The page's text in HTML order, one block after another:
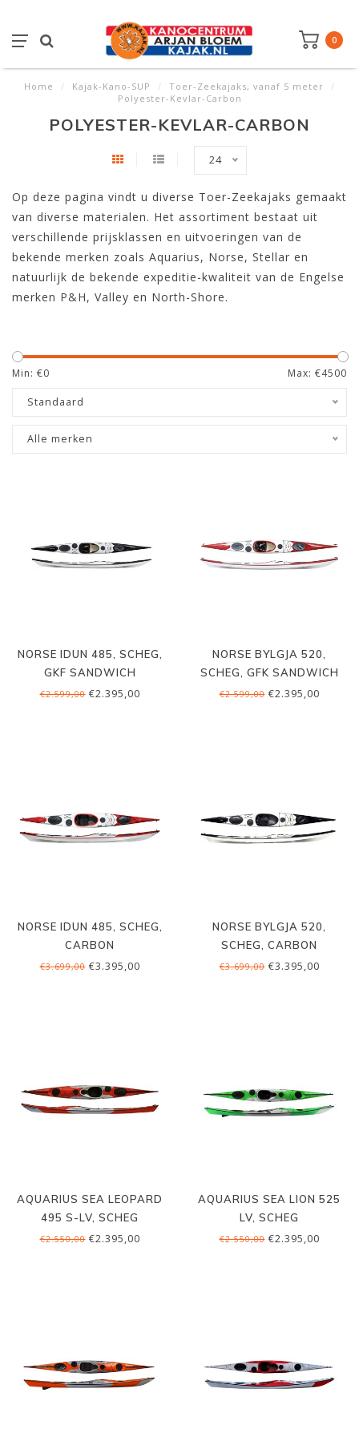
0
Home / Kajak-Kano-SUP / Toer-Zeekajaks, vanaf 5 meter
/
Polyester-Kevlar-Carbon
POLYESTER-KEVLAR-CARBON
24
Op deze pagina vindt u diverse Toer-Zeekajaks gemaakt
van diverse materialen. Het assortiment bestaat uit
verschillende prijsklassen en uitvoeringen van de
bekende merken zoals Aquarius, Norse, Stellar en
natuurlijk de bekende expeditie-kwaliteit van de Engelse
merken P&H, Valley en North-Shore.
Min: €0 Max: €4500
Standaard
Alle merken
NORSE IDUN 485, SCHEG,
GKF SANDWICH
€2.599,00€2.395,00
NORSE BYLGJA 520,
SCHEG, GFK SANDWICH
€2.599,00€2.395,00
NORSE IDUN 485, SCHEG,
CARBON
€3.699,00€3.395,00
NORSE BYLGJA 520,
SCHEG, CARBON
€3.699,00€3.395,00
AQUARIUS SEA LEOPARD
495 S-LV, SCHEG
€2.550,00€2.395,00
AQUARIUS SEA LION 525
LV, SCHEG
€2.550,00€2.395,00